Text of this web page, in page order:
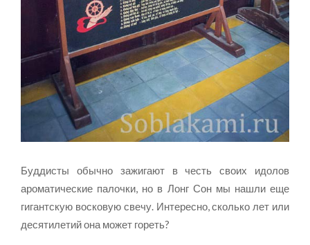
Буддисты обычно зажигают в честь своих идолов
ароматические палочки, но в Лонг Сон мы нашли еще
гигантскую восковую свечу. Интересно, сколько лет или
десятилетий она может гореть?